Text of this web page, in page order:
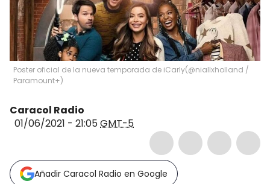
Poster oficial de la nueva temporada de iCarly(@niallxholland /
Paramount+)
Caracol Radio
01/06/2021 - 21:05GMT-5
Añadir Caracol Radio en Google